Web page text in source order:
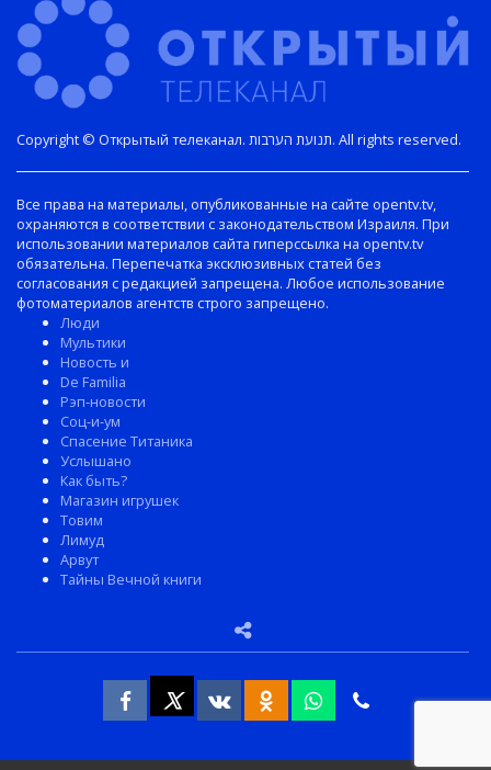
Copyright © Открытый телеканал. תנועת הערבות. All rights reserved.
Все права на материалы, опубликованные на сайте opentv.tv,
охраняются в соответствии с законодательством Израиля. При
использовании материалов сайта гиперссылка на opentv.tv
обязательна. Перепечатка эксклюзивных статей без
согласования с редакцией запрещена. Любое использование
фотоматериалов агентств строго запрещено.
Люди
Мультики
Новость и
De Familia
Рэп-новости
Соц-и-ум
Спасение Титаника
Услышано
Как быть?
Магазин игрушек
Товим
Лимуд
Арвут
Тайны Вечной книги